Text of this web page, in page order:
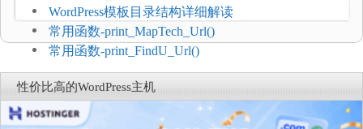
WordPress模板目录结构详细解读
常用函数-print_MapTech_Url()
常用函数-print_FindU_Url()
性价比高的WordPress主机